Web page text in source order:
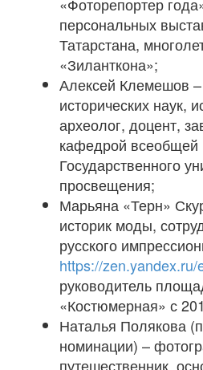
персональных
Татарстана,
«Зиланткона»;
Алексей Клемешов
исторических наук,
археолог, доцент,
кафедрой всеобщей
Государственного
просвещения;
Марьяна «Терн»
историк моды,
русского
https://zen.yandex.ru/
руководитель
«Костюмерная» с
Наталья Полякова
номинации) –
путешественник,